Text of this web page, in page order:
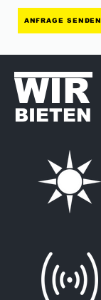
ANFRAGE SENDEN
WIR
BIETEN